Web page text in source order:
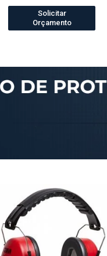
Solicitar
Orçamento